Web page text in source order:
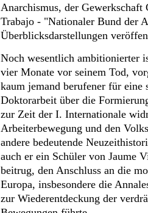
Anarchismus, der
Trabajo - "Nationaler Bund der
Überblicksdarstellungen
Noch wesentlich ambitionierter
vier Monate vor seinem Tod,
kaum jemand berufener für eine
Doktorarbeit über die
zur Zeit der I. Internationale
Arbeiterbewegung und den
andere bedeutende
auch er ein Schüler von Jaume
beitrug, den Anschluss an die
Europa, insbesondere die
zur Wiederentdeckung der